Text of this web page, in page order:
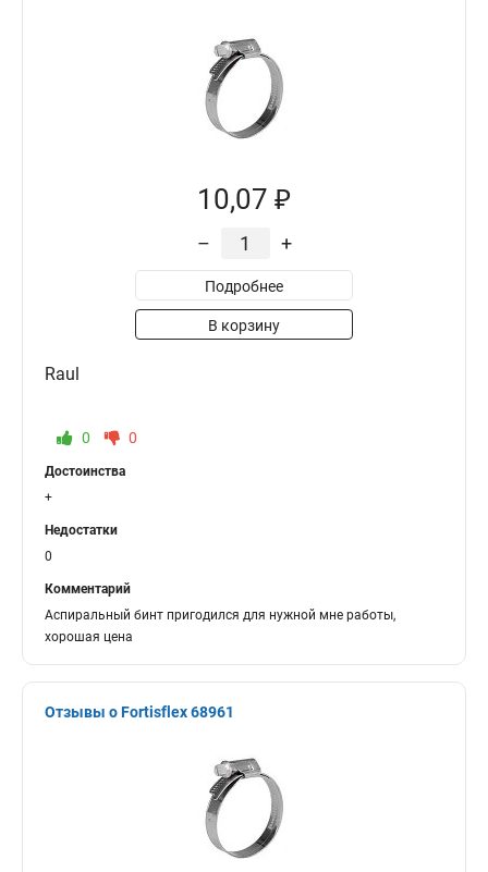
10,07 ₽
– +
Подробнее
В корзину
Raul
0 0
Достоинства
+
Недостатки
0
Комментарий
Аспиральный бинт пригодился для нужной мне работы,
хорошая цена
Отзывы о Fortisflex 68961